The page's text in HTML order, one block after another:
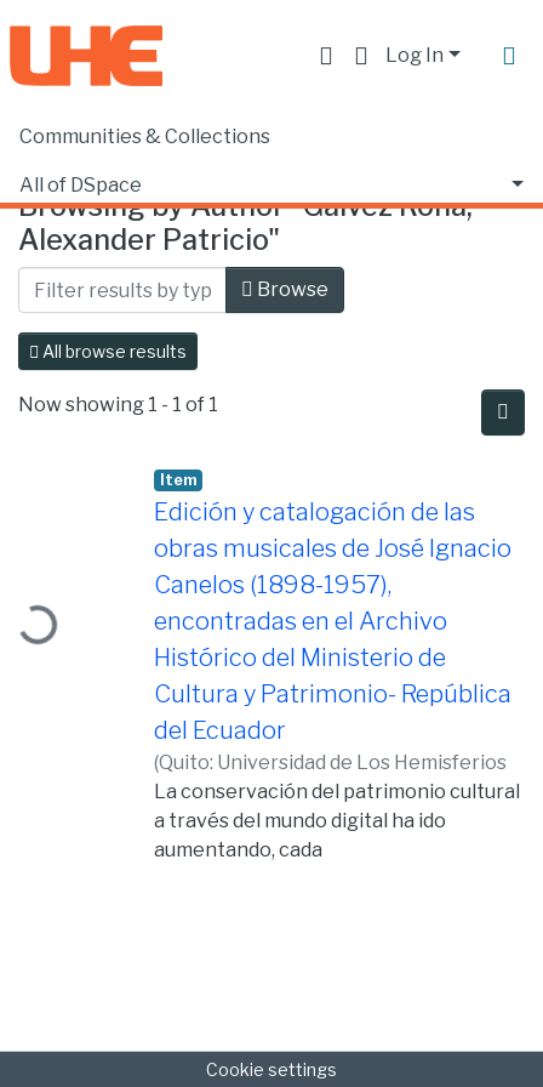
Log In
Communities & Collections
All of DSpace
Home Browse by Author
Browsing by Author "Gálvez Roha,
Alexander Patricio"
Browse
All browse results
Now showing 1 - 1 of 1
Item
Edición y catalogación de las
obras musicales de José Ignacio
Canelos (1898-1957),
encontradas en el Archivo
Histórico del Ministerio de
Cultura y Patrimonio- República
del Ecuador
(Quito: Universidad de Los Hemisferios
2020,2020-01-31 )Gálvez Roha,
Alexander Patricio
La conservación del patrimonio cultural
a través del mundo digital ha ido
aumentando, cada
transcribir 23 de sus numerosas obras
Cookie settings